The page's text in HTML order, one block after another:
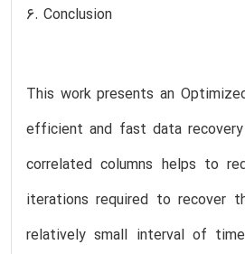
6. Conclusion
This work presents an
efficient and fast data
correlated columns helps to
iterations required to recover
relatively small interval of